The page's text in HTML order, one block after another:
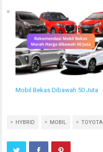
Mobil Bekas Dibawah 50 Juta
HYBRID MOBIL TOYOTA